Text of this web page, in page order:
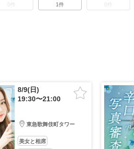
0件
1件
0件
8/9(日)
19:30〜21:00
東急歌舞伎町タワー
美女と相席